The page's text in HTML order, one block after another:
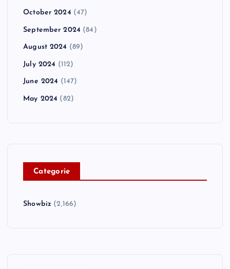
October 2024 (47)
September 2024 (84)
August 2024 (89)
July 2024 (112)
June 2024 (147)
May 2024 (82)
Categorie
Showbiz (2,166)